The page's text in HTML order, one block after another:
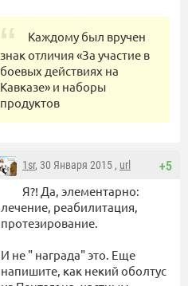
Каждому был вручен
знак отличия «За участие в
боевых действиях на
Кавказе» и наборы
продуктов
+5
1sr, 30 Января 2015 , url
Я?! Да, элементарно:
лечение, реабилитация,
протезирование.
И не " награда" это. Еще
напишите, как некий оболтус